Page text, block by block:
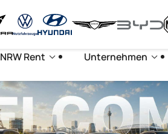
NRW Rent Unternehmen